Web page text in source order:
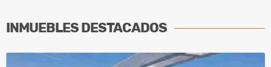
INMUEBLESDESTACADOS